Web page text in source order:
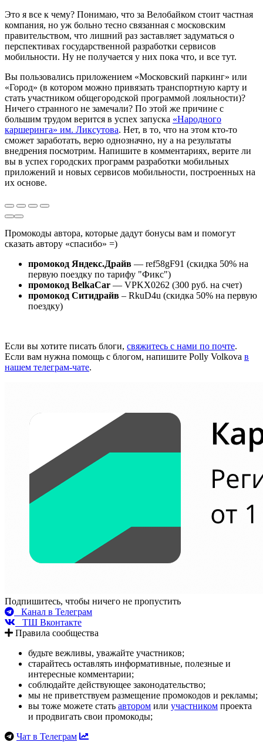
Это я все к чему? Понимаю, что за Велобайком стоит частная
компания, но уж больно тесно связанная с московским
правительством, что лишний раз заставляет задуматься о
перспективах государственной разработки сервисов
мобильности. Ну не получается у них пока что, и все тут.
Вы пользовались приложением «Московский паркинг» или
«Город» (в котором можно привязать транспортную карту и
стать участником общегородской программой лояльности)?
Ничего странного не замечали? По этой же причине с
большим трудом верится в успех запуска «Народного
каршеринга» им. Ликсутова. Нет, в то, что на этом кто-то
сможет заработать, верю однозначно, ну а на результаты
внедрения посмотрим. Напишите в комментариях, верите ли
вы в успех городских программ разработки мобильных
приложений и новых сервисов мобильности, построенных на
их основе.
Промокоды автора, которые дадут бонусы вам и помогут
сказать автору «спасибо» =)
промокод Яндекс.Драйв — ref58gF91 (скидка 50% на
первую поездку по тарифу "Фикс")
промокод BelkaCar — VPKX0262 (300 руб. на счет)
промокод Ситидрайв – RkuD4u (скидка 50% на первую
поездку)
Если вы хотите писать блоги, свяжитесь с нами по почте.
Если вам нужна помощь с блогом, напишите Polly Volkova в
нашем телеграм-чате.
Подпишитесь, чтобы ничего не пропустить
Канал в Телеграм
ТШ Вконтакте
Правила сообщества
будьте вежливы, уважайте участников;
старайтесь оставлять информативные, полезные и
интересные комментарии;
соблюдайте действующее законодательство;
мы не приветствуем размещение промокодов и рекламы;
вы тоже можете стать автором или участником проекта
и продвигать свои промокоды;
Чат в Телеграм